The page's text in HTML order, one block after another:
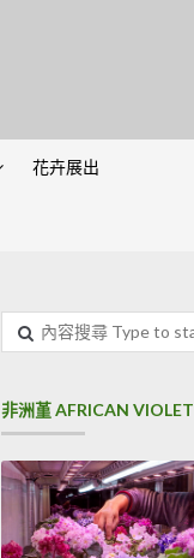
花卉展出
內容搜尋
非洲堇 AFRICAN VIOLET